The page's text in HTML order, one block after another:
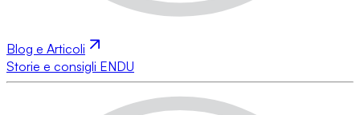
Blog e Articoli
Storie e consigli ENDU